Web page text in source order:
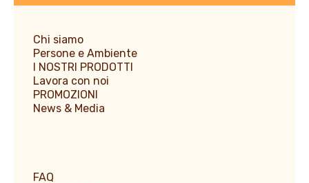
Chi siamo
Persone e Ambiente
I NOSTRI PRODOTTI
Lavora con noi
PROMOZIONI
News & Media
FAQ